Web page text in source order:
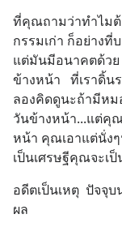
ที่คุณถามว่าทำไมต้
กรรมเก่า ก็อย่าง
แต่มันมีอนาคตด้วย
ข้างหน้า   ที่เราดิ้
ลองคิดดูนะถ้ามีห
วันข้างหน้า...แต่คุ
หน้า คุณเอาแต่นั่ง
เป็นเศรษฐีคุณจะเ
อดีตเป็นเหตุ  ปัจจุ
ผล